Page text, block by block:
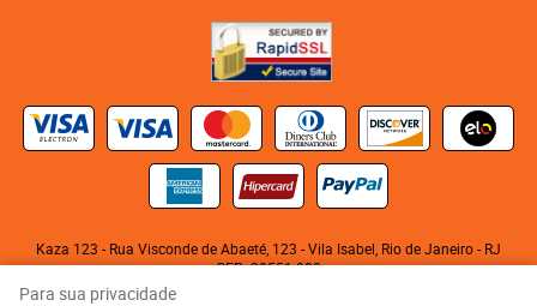
Kaza 123 - Rua Visconde de Abaeté, 123 -Vila Isabel, Rio de Janeiro- RJ
CEP: 20551-080
KITABU LIVRARIA NEGRA E EDITORA LTDA
Para sua privacidade